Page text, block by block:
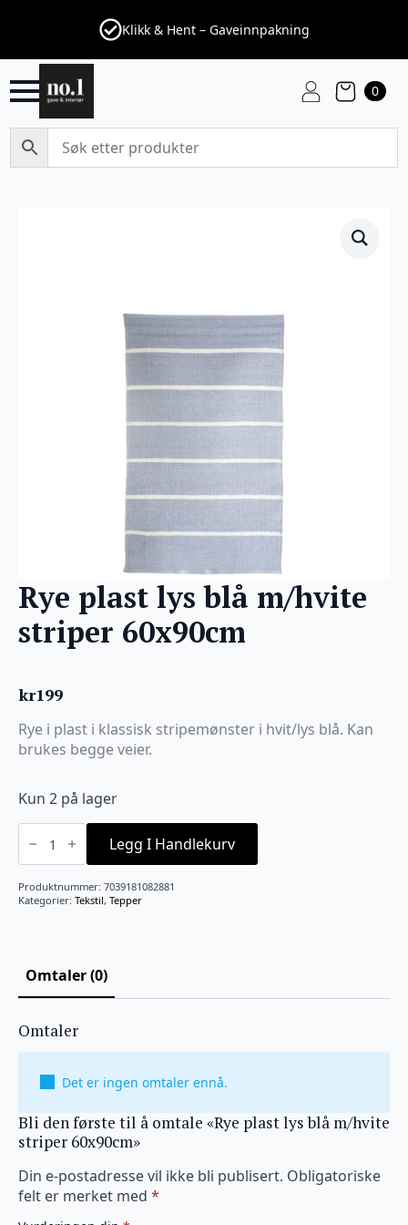
Klikk & Hent – Gaveinnpakning
0
Rye plast lys blå m/hvite
striper 60x90cm
kr199
Rye i plast i klassisk stripemønster i hvit/lys blå. Kan
brukes begge veier.
Kun 2 på lager
Rye
plast
blå
m/hvite
striper
60x90cm
Legg I Handlekurv
Produktnummer: 7039181082881
Kategorier: Tekstil, Tepper
Omtaler (0)
Omtaler
Det er ingen omtaler ennå.
Bli den første til å omtale «Rye plast lys blå m/hvite
striper 60x90cm»
Din e-postadresse vil ikke bli publisert. Obligatoriske
felt er merket med *